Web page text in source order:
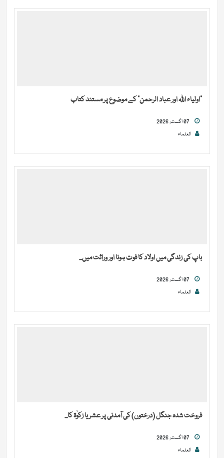
“اولیاء اللہ اور عباد الرحمن” کے موضوع پر مستند کتاب
العلماء
باپ کی زندگی میں اولاد کا فوت ہونا اور وراثت میں...
العلماء
فروخت شدہ جنگل (درختوں) کی آمدنی پر عشر یا زکوٰۃ کا...
العلماء